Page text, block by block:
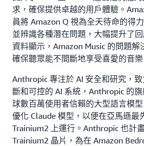
求，確保提供卓越的用戶體驗。
員將 Amazon Q 視為全天待命的得
並辨識各種潛在問題，大幅提升了
資料顯示，Amazon Music 的問題解
確保聽眾能不間斷地享受喜愛的音樂
Anthropic 專注於 AI 安全和研究，
斷和可控的 AI 系統，Anthropic 的
球數百萬使用者信賴的大型語言模
優化 Claude 模型，以便在亞馬遜最
Trainium2 上運行。Anthropic 也計
Trainium2 晶片，為在 Amazon